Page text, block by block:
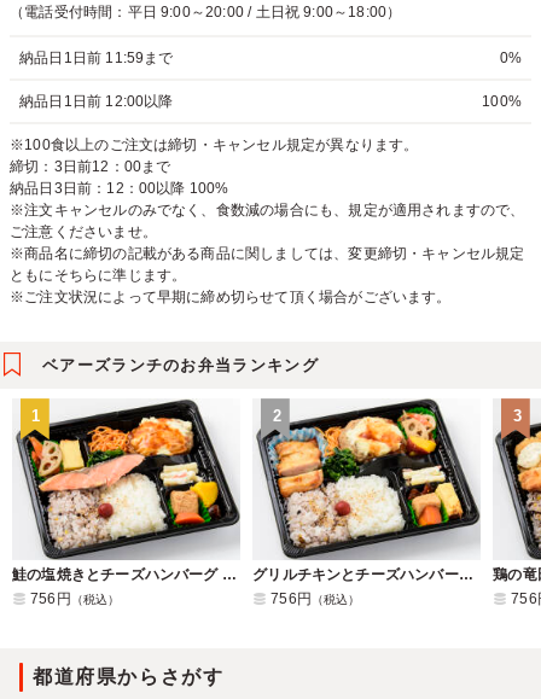
（電話受付時間：平日 9:00～20:00 / 土日祝 9:00～18:00）
納品日1日前 11:59まで 0%
納品日1日前 12:00以降 100%
※100食以上のご注文は締切・キャンセル規定が異なります。
締切：3日前12：00まで
納品日3日前：12：00以降 100%
※注文キャンセルのみでなく、食数減の場合にも、規定が適用されますので、
ご注意くださいませ。
※商品名に締切の記載がある商品に関しましては、変更締切・キャンセル規定
ともにそちらに準じます。
※ご注文状況によって早期に締め切らせて頂く場合がございます。
ベアーズランチのお弁当ランキング
1
鮭の塩焼きとチーズハンバーグ よくばり弁当
756円
（税込）
2
グリルチキンとチーズハンバーグ よくばり弁当
756円
（税込）
3
756
都道府県からさがす